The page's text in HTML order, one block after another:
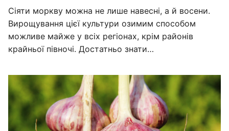
Сіяти моркву можна не лише навесні, а й восени.
Вирощування цієї культури озимим способом
можливе майже у всіх регіонах, крім районів
крайньої півночі. Достатньо знати…